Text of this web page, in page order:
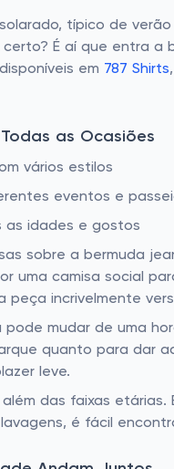
típico de
É aí que entra a
em 787 Shirts
as Ocasiões
vários estilos
eventos e
as idades e gostos
sobre a bermuda
uma camisa social
peça incrivelmente
pode mudar de uma
quanto para dar
leve.
das faixas
é fácil